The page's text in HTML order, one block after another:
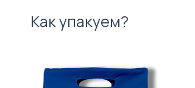
Как упакуем?